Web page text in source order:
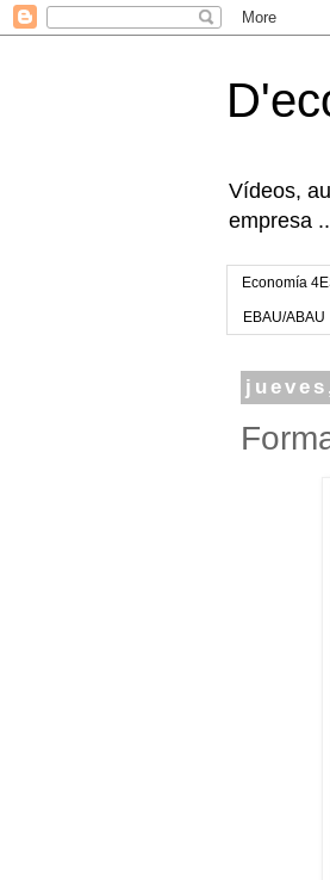
Vídeos,
empresa
Economía
EBAU/ABAU